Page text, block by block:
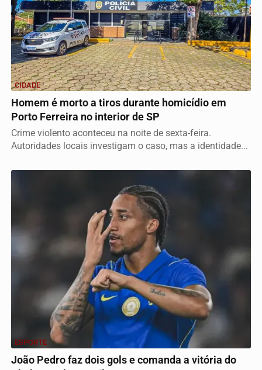
CIDADE
Homem é morto a tiros durante homicídio em
Porto Ferreira no interior de SP
Crime violento aconteceu na noite de sexta-feira.
Autoridades locais investigam o caso, mas a identidade...
ESPORTE
João Pedro faz dois gols e comanda a vitória do